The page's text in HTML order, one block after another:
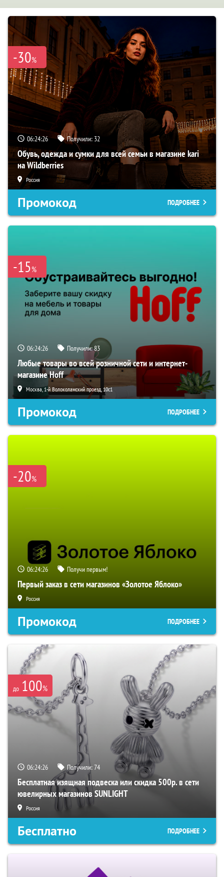
-30%
06:24:25 Получили: 32
Обувь, одежда и сумки для всей семьи в магазине kari
на Wildberries
Россия
Промокод ПОДРОБНЕЕ
-15%
06:24:25 Получили:83
Любые товары во всей розничной сети и интернет-
магазине Hoff
Москва, 1-й Волоколамский проезд, 10с1
Промокод ПОДРОБНЕЕ
-20%
06:24:25 Получи первым!
Первый заказ в сети магазинов «Золотое Яблоко»
Россия
Промокод ПОДРОБНЕЕ
до 100%
06:24:25 Получили:74
Бесплатная изящная подвеска или скидка 500р. в сети
ювелирных магазинов SUNLIGHT
Россия
Бесплатно ПОДРОБНЕЕ